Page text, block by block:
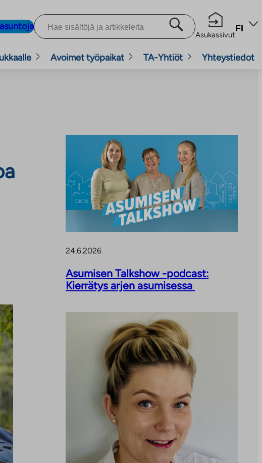
Asukassivut
FI
Avoimet työpaikat TA-Yhtiöt Yhteystiedot
24.6.2026
Asumisen Talkshow -podcast:
Kierrätys arjen asumisessa